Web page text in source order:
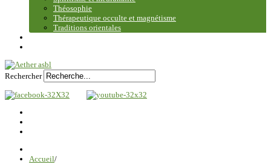
Théosophie
Thérapeutique occulte et magnétisme
Traditions orientales
Rechercher
Accueil/